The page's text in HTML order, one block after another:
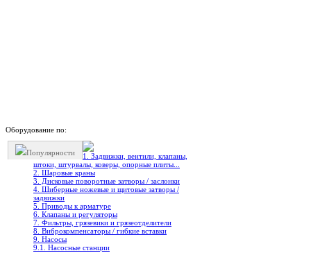
Оборудование по:
Популярности
1. Задвижки, вентили, клапаны,
штоки, штурвалы, коверы, опорные плиты...
2. Шаровые краны
3. Дисковые поворотные затворы / заслонки
4. Шиберные ножевые и щитовые затворы /
задвижки
5. Приводы к арматуре
6. Клапаны и регуляторы
7. Фильтры, грязевики и грязеотделители
8. Виброкомпенсаторы / гибкие вставки
9. Насосы
9.1. Насосные станции